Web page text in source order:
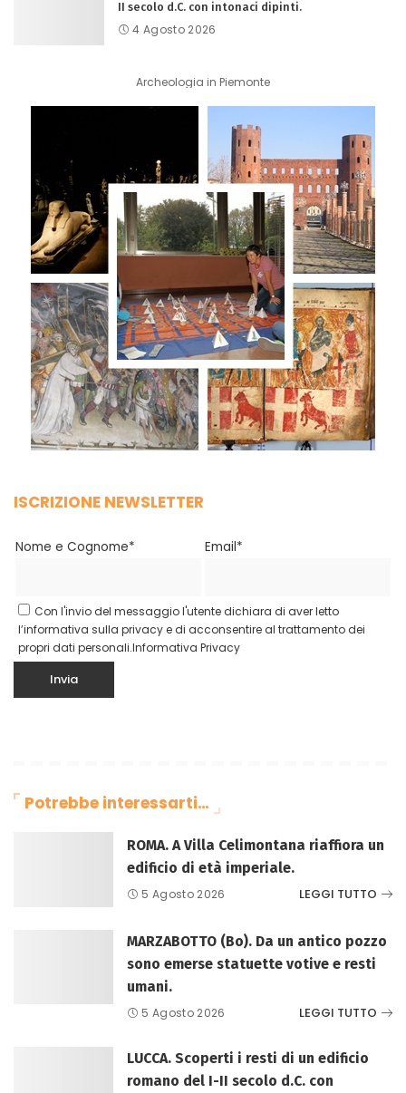
II secolo d.C. con intonaci dipinti.
4 Agosto 2026
Archeologia in Piemonte
ISCRIZIONE NEWSLETTER
Nome e Cognome* Email*
Con l'invio del messaggio l'utente dichiara di aver letto
l’informativa sulla privacy e di acconsentire al trattamento dei
propri dati personali.Informativa Privacy
Potrebbe interessarti…
ROMA. A Villa Celimontana riaffiora un
edificio di età imperiale.
5 Agosto 2026 LEGGI TUTTO
MARZABOTTO (Bo). Da un antico pozzo
sono emerse statuette votive e resti
umani.
5 Agosto 2026 LEGGI TUTTO
LUCCA. Scoperti i resti di un edificio
romano del I-II secolo d.C. con